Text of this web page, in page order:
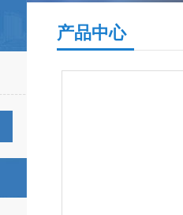
产品中心